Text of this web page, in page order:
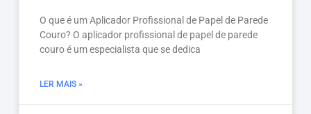
O que é um Aplicador Profissional de Papel de Parede
Couro? O aplicador profissional de papel de parede
couro é um especialista que se dedica
LER MAIS »